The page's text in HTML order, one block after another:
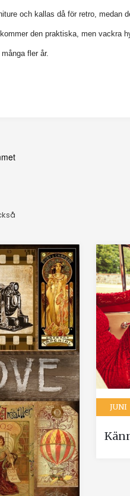
och kallas då för retro, medan
den praktiska, men vackra
fler år.
JUNI